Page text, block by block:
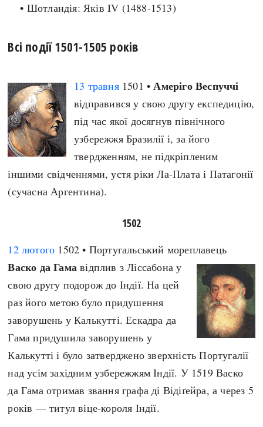
Азія
А(нта)рктика
Популярні статті
done
• Шотландія: Яків IV (1488-1513)
Всі події 1501-1505 років
13 травня1501 •Амеріго Веспуччі
відправився у свою другу експедицію,
під час якої досягнув північного
узбережжя Бразилії і, за його
твердженням, не підкріпленим
іншими свідченнями, устя ріки Ла-Плата і Патагонії
(сучасна Аргентина).
1502
12 лютого 1502 • Португальський мореплавець
Васко да Гама відплив з Ліссабона у
свою другу подорож до Індії. На цей
раз його метою було придушення
заворушень у Калькутті. Ескадра да
Гама придушила заворушень у
Калькутті і було затверджено зверхність Португалії
над усім західним узбережжям Індії. У 1519 Васко
да Гама отримав звання графа ді Відіґейра, а через 5
років — титул віце-короля Індії.